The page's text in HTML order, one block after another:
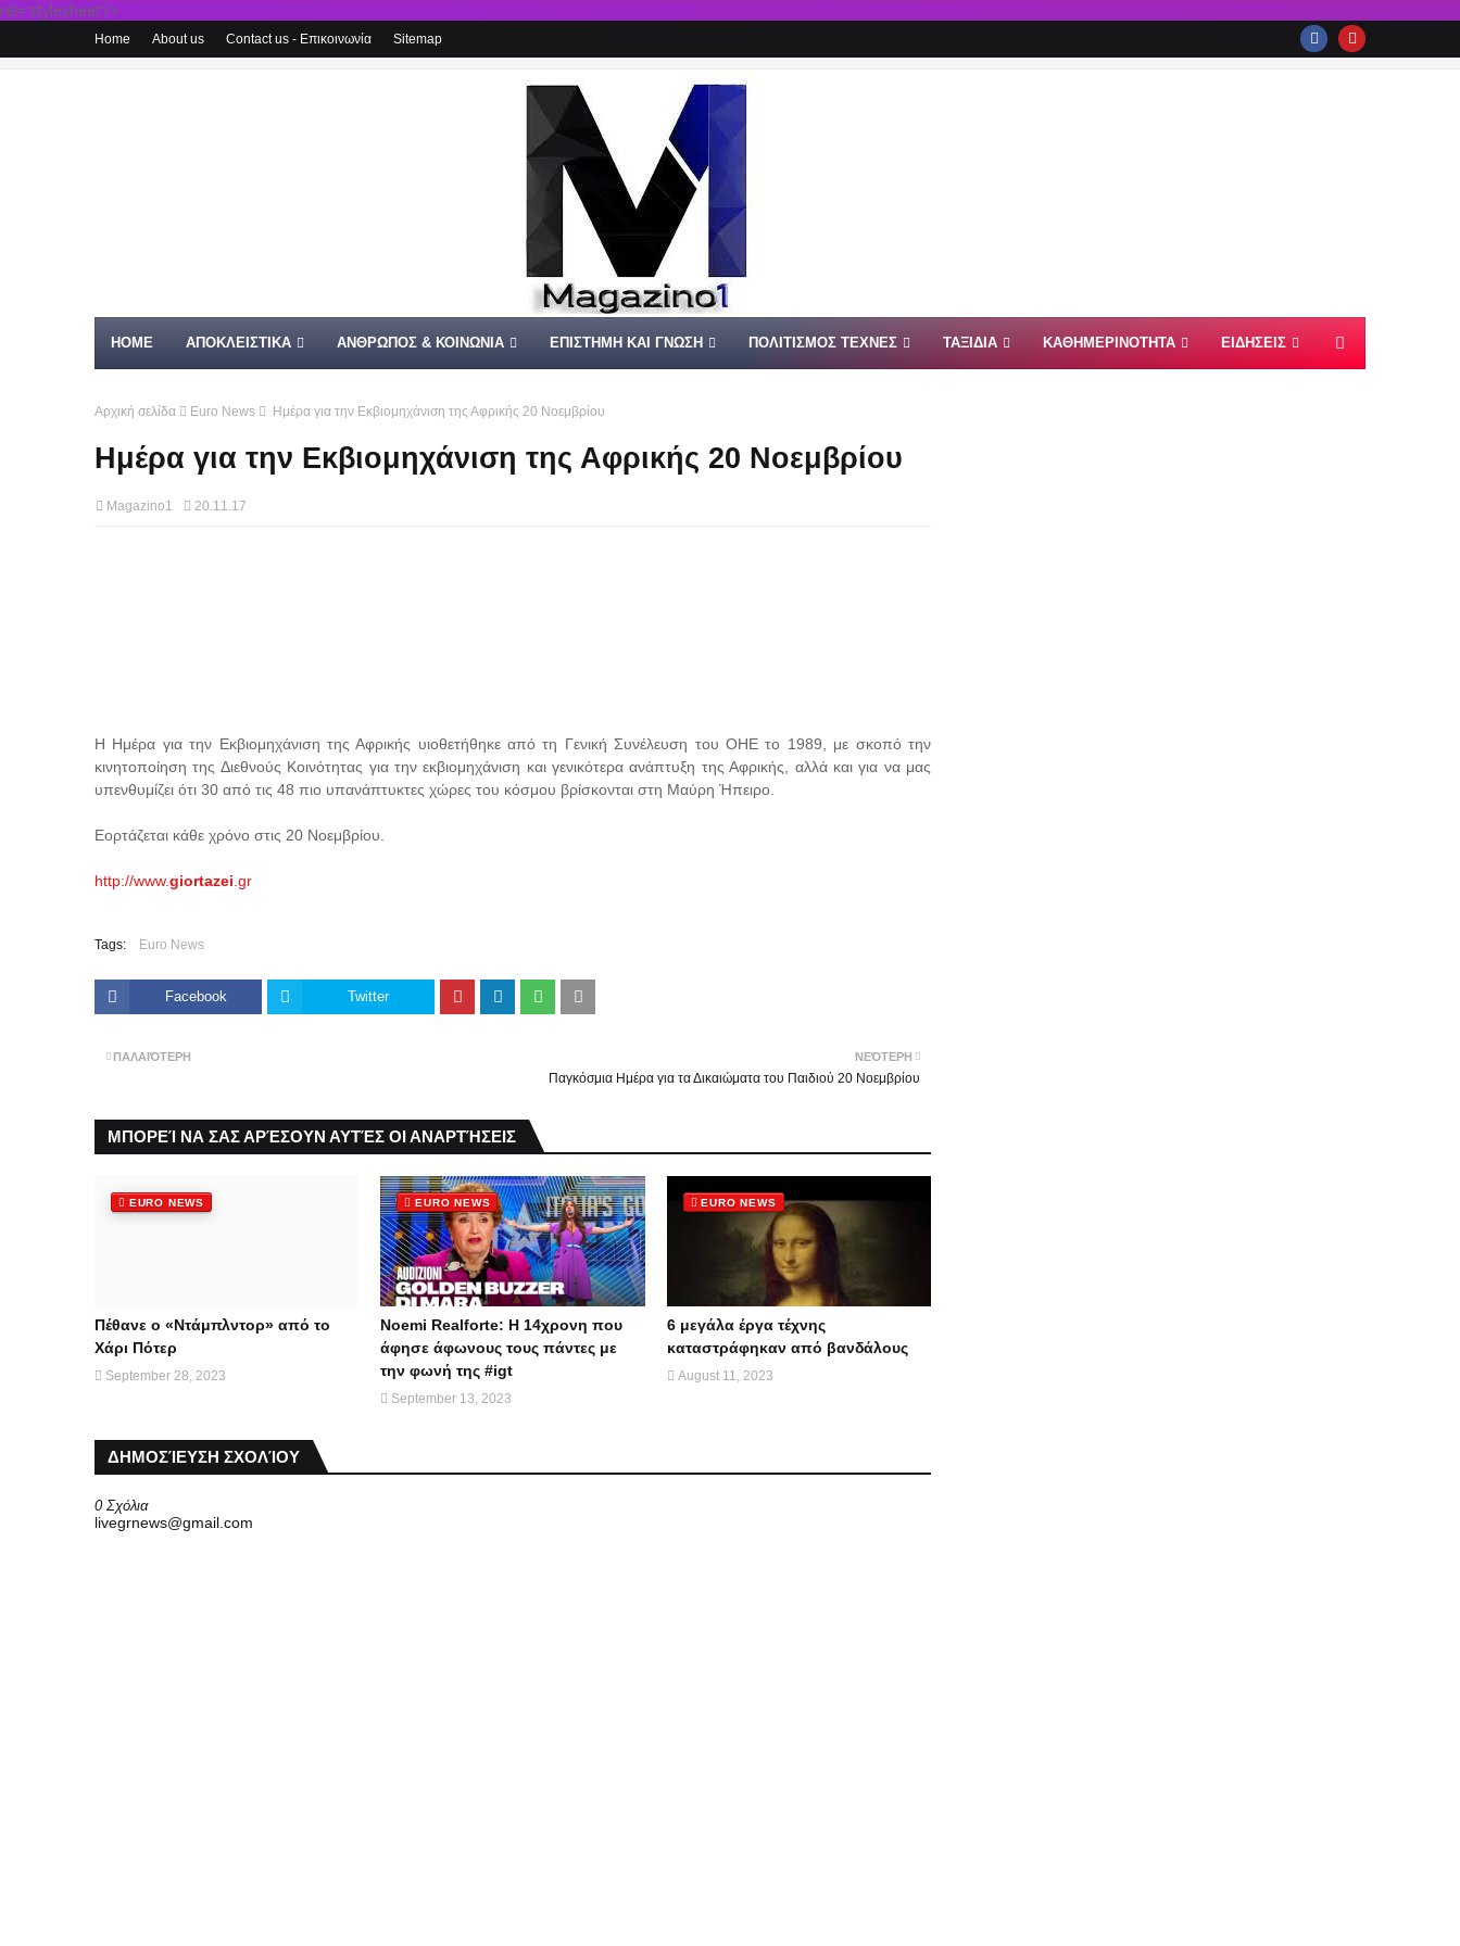
rel='stylesheet'/>
Home About us Contact us - Επικοινωνία Sitemap
HOME ΑΠΟΚΛΕΙΣΤΙΚΑ ΑΝΘΡΩΠΟΣ & ΚΟΙΝΩΝΙΑ ΕΠΙΣΤΗΜΗ ΚΑΙ ΓΝΩΣΗ ΠΟΛΙΤΙΣΜΟΣ ΤΕΧΝΕΣ ΤΑΞΙΔΙΑ ΚΑΘΗΜΕΡΙΝΟΤΗΤΑ ΕΙΔΗΣΕΙΣ
Αρχική σελίδα Euro News Ημέρα για την Εκβιομηχάνιση της Αφρικής 20 Νοεμβρίου
Ημέρα για την Εκβιομηχάνιση της Αφρικής 20 Νοεμβρίου
Magazino1 20.11.17
Η Ημέρα για την Εκβιομηχάνιση της Αφρικής υιοθετήθηκε από τη Γενική Συνέλευση του ΟΗΕ το 1989, με σκοπό την
κινητοποίηση της Διεθνούς Κοινότητας για την εκβιομηχάνιση και γενικότερα ανάπτυξη της Αφρικής, αλλά και για να μας
υπενθυμίζει ότι 30 από τις 48 πιο υπανάπτυκτες χώρες του κόσμου βρίσκονται στη Μαύρη Ήπειρο.
Εορτάζεται κάθε χρόνο στις 20 Νοεμβρίου.
http://www.giortazei .gr
Tags: Euro News
Facebook Twitter
ΝΕΌΤΕΡΗ
Παγκόσμια Ημέρα για τα Δικαιώματα του Παιδιού 20 Νοεμβρίου
ΠΑΛΑΙΌΤΕΡΗ
ΜΠΟΡΕΊ ΝΑ ΣΑΣ ΑΡΈΣΟΥΝ ΑΥΤΈΣ ΟΙ ΑΝΑΡΤΉΣΕΙΣ
EURO NEWS
Πέθανε ο «Ντάμπλντορ» από το
Χάρι Πότερ
September 28, 2023
EURO NEWS
Noemi Realforte: Η 14χρονη που
άφησε άφωνους τους πάντες με
την φωνή της #igt
September 13, 2023
EURO NEWS
6 μεγάλα έργα τέχνης
καταστράφηκαν από βανδάλους
August 11, 2023
ΔΗΜΟΣΊΕΥΣΗ ΣΧΟΛΊΟΥ
0 Σχόλια
livegrnews@gmail.com